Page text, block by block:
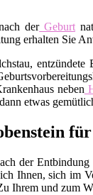
derGeburt
erhalten Sie
neben
etwas
der
Ihnen, sich im
Ihrem und zum